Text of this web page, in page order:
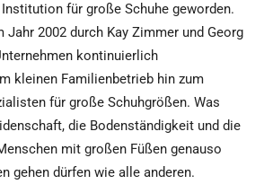
für große Schuhe geworden.
Jahr 2002 durch Kay Zimmer und Georg
kontinuierlich
kleinen Familienbetrieb hin zum
für große Schuhgrößen. Was
die Bodenständigkeit und die
mit großen Füßen genauso
gehen dürfen wie alle anderen.